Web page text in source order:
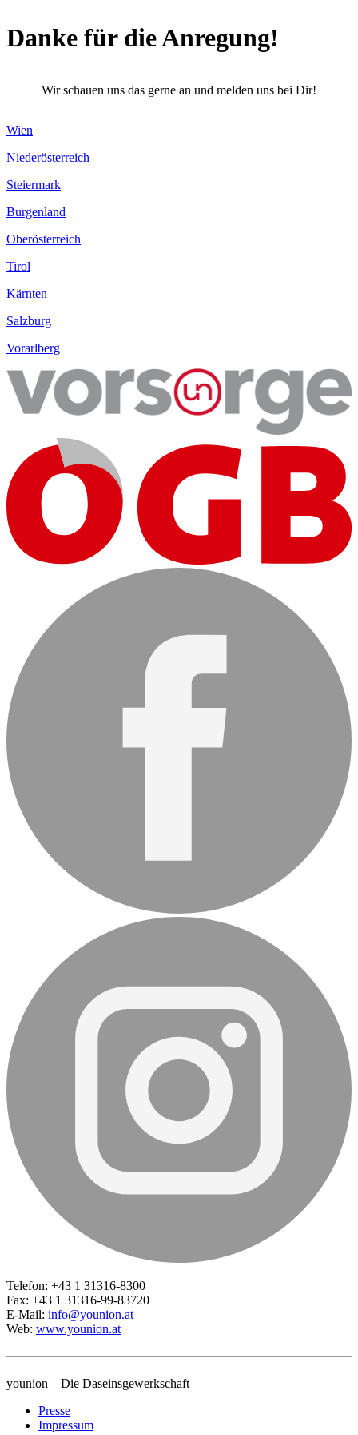
Danke für die Anregung!
Wir schauen uns das gerne an und melden uns bei Dir!
Wien
Niederösterreich
Steiermark
Burgenland
Oberösterreich
Tirol
Kärnten
Salzburg
Vorarlberg
Telefon: +43 1 31316-8300
Fax: +43 1 31316-99-83720
E-Mail: info@younion.at
Web: www.younion.at
younion _ Die Daseinsgewerkschaft
Presse
Impressum